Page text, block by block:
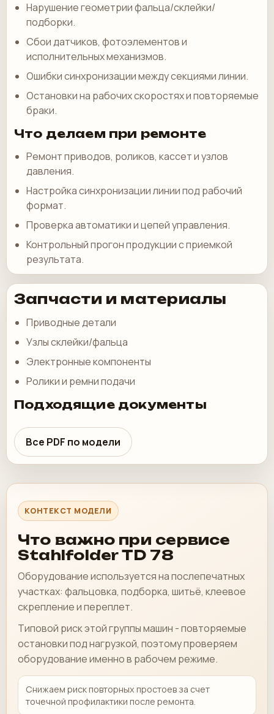
Нарушение геометрии фальца/склейки/
подборки.
Сбои датчиков, фотоэлементов и
исполнительных механизмов.
Ошибки синхронизации между секциями линии.
Остановки на рабочих скоростях и повторяемые
браки.
Что делаем при ремонте
Ремонт приводов, роликов, кассет и узлов
давления.
Настройка синхронизации линии под рабочий
формат.
Проверка автоматики и цепей управления.
Контрольный прогон продукции с приемкой
результата.
Запчасти и материалы
Приводные детали
Узлы склейки/фальца
Электронные компоненты
Ролики и ремни подачи
Подходящие документы
Все PDF по модели
КОНТЕКСТ МОДЕЛИ
Что важно при сервисе
Stahlfolder TD 78
Оборудование используется на послепечатных
участках: фальцовка, подборка, шитьё, клеевое
скрепление и переплет.
Типовой риск этой группы машин - повторяемые
остановки под нагрузкой, поэтому проверяем
оборудование именно в рабочем режиме.
Снижаем риск повторных простоев за счет
точечной профилактики после ремонта.